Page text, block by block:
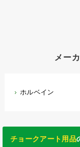
メー
ホルベイン
チョークアート用品